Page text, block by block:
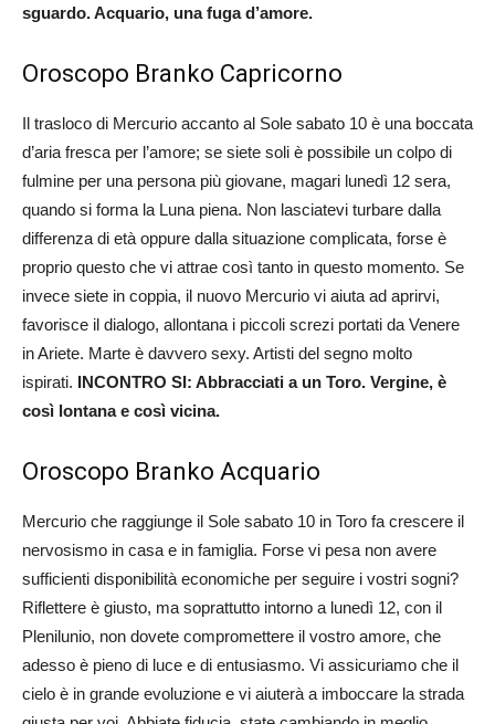
sguardo. Acquario, una fuga d’amore.
Oroscopo Branko Capricorno
Il trasloco di Mercurio accanto al Sole sabato 10 è una boccata
d’aria fresca per l’amore; se siete soli è possibile un colpo di
fulmine per una persona più giovane, magari lunedì 12 sera,
quando si forma la Luna piena. Non lasciatevi turbare dalla
differenza di età oppure dalla situazione complicata, forse è
proprio questo che vi attrae così tanto in questo momento. Se
invece siete in coppia, il nuovo Mercurio vi aiuta ad aprirvi,
favorisce il dialogo, allontana i piccoli screzi portati da Venere
in Ariete. Marte è davvero sexy. Artisti del segno molto
ispirati. INCONTRO SI: Abbracciati a un Toro. Vergine, è
così lontana e così vicina.
Oroscopo Branko Acquario
Mercurio che raggiunge il Sole sabato 10 in Toro fa crescere il
nervosismo in casa e in famiglia. Forse vi pesa non avere
sufficienti disponibilità economiche per seguire i vostri sogni?
Riflettere è giusto, ma soprattutto intorno a lunedì 12, con il
Plenilunio, non dovete compromettere il vostro amore, che
adesso è pieno di luce e di entusiasmo. Vi assicuriamo che il
cielo è in grande evoluzione e vi aiuterà a imboccare la strada